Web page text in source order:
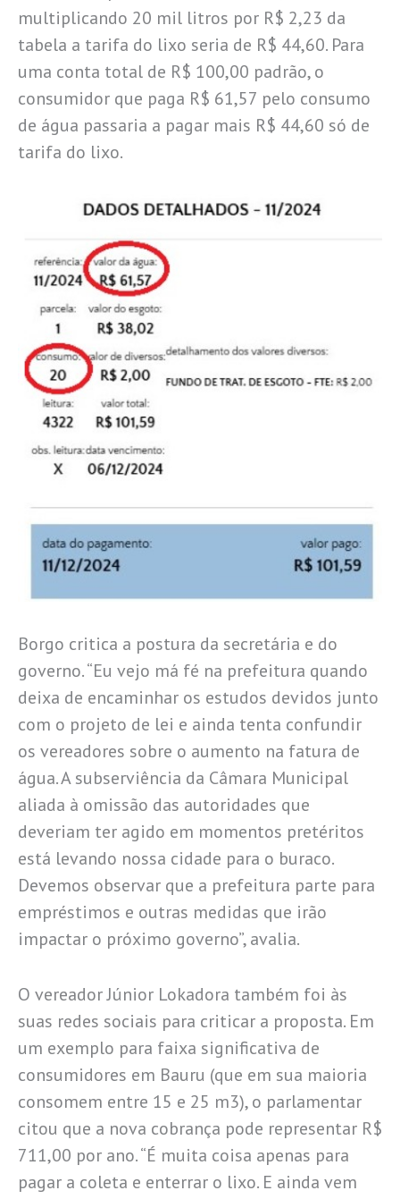
multiplicando 20 mil litros por R$ 2,23 da
tabela a tarifa do lixo seria de R$ 44,60. Para
uma conta total de R$ 100,00 padrão, o
consumidor que paga R$ 61,57 pelo consumo
de água passaria a pagar mais R$ 44,60 só de
tarifa do lixo.
Borgo critica a postura da secretária e do
governo. “Eu vejo má fé na prefeitura quando
deixa de encaminhar os estudos devidos junto
com o projeto de lei e ainda tenta confundir
os vereadores sobre o aumento na fatura de
água. A subserviência da Câmara Municipal
aliada à omissão das autoridades que
deveriam ter agido em momentos pretéritos
está levando nossa cidade para o buraco.
Devemos observar que a prefeitura parte para
empréstimos e outras medidas que irão
impactar o próximo governo”, avalia.
O vereador Júnior Lokadora também foi às
suas redes sociais para criticar a proposta. Em
um exemplo para faixa significativa de
consumidores em Bauru (que em sua maioria
consomem entre 15 e 25 m3), o parlamentar
citou que a nova cobrança pode representar R$
711,00 por ano. “É muita coisa apenas para
pagar a coleta e enterrar o lixo. E ainda vem